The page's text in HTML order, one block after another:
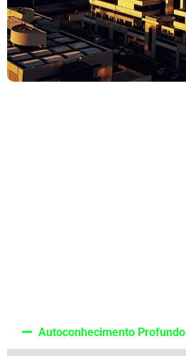
Autoconhecimento Profundo